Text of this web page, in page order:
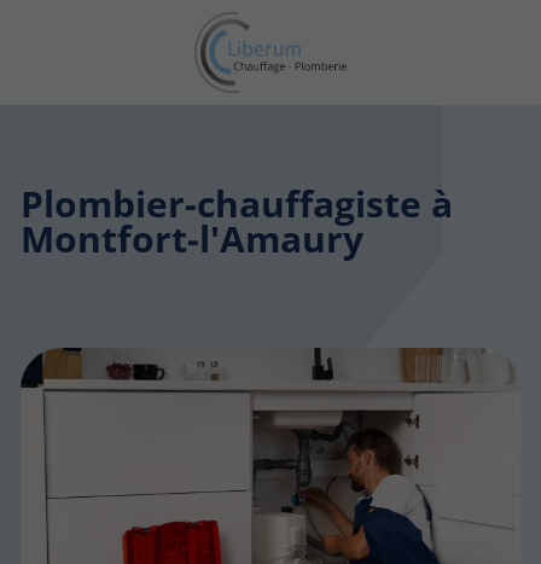
Plombier-chauffagiste à
Montfort-l'Amaury